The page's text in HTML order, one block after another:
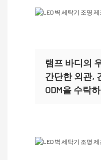
램프 바디의
간단한 외관,
ODM을 수락